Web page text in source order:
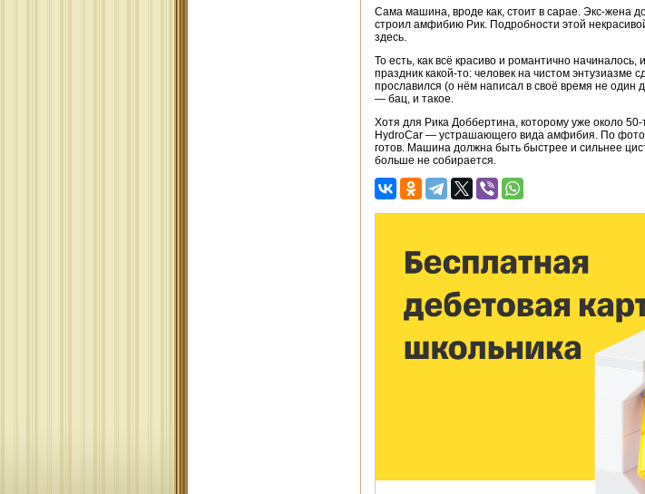
Сама машина, вроде как, стоит в сарае. Экс-жена
строил амфибию Рик. Подробности этой
здесь.
То есть, как всё красиво и романтично начиналось,
праздник какой-то: человек на чистом
прославился (о нём написал в своё время не один
— бац, и такое.
Хотя для Рика Доббертина, которому уже около
HydroCar — устрашающего вида амфибия. По
готов. Машина должна быть быстрее и сильнее
больше не собирается.